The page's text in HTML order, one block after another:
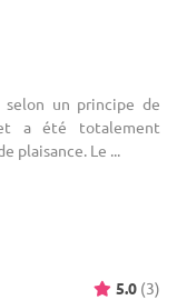
un principe de
a été totalement
plaisance. Le ...
5.0 (3)